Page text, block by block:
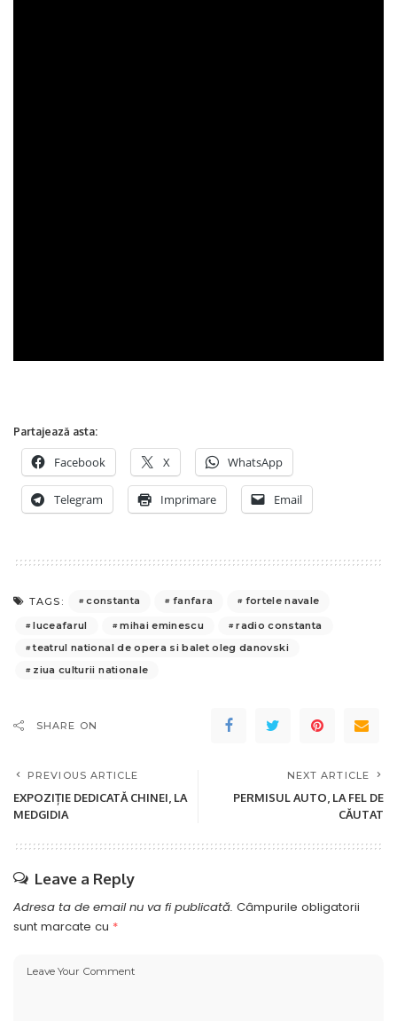
Partajează asta:
Facebook X WhatsApp
Telegram Imprimare Email
TAGS: constanta fanfara
fortele navale
luceafarul
mihai eminescu
radio constanta
teatrul national de opera si balet oleg danovski
ziua culturii nationale
SHARE ON
PREVIOUS ARTICLE
EXPOZIȚIE DEDICATĂ CHINEI, LA
MEDGIDIA
NEXT ARTICLE
PERMISUL AUTO, LA FEL DE
CĂUTAT
Leave a Reply
Adresa ta de email nu va fi publicată. Câmpurile obligatorii
sunt marcate cu *